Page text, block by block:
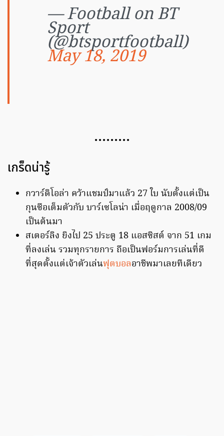
— Football on BT
Sport
(@btsportfootball)
May 18, 2019
………
เกร็ดน่ารู้
กวาร์ดิโอล่า คว้าแชมป์มาแล้ว 27 ใบ นับตั้งแต่เป็น
กุนซือเต็มตัวกับ บาร์เซโลน่า เมื่อฤดูกาล 2008/09
เป็นต้นมา
สเตอร์ลิง ยิงไป 25 ประตู 18 แอสซิสต์ จาก 51 เกม
ที่ลงเล่น รวมทุกรายการ ถือเป็นฟอร์มการเล่นที่ดี
ที่สุดตั้งแต่เจ้าตัวเล่นฟุตบอลอาชีพมาเลยทีเดียว